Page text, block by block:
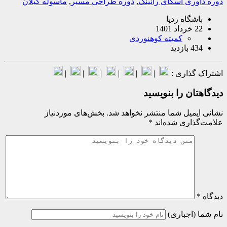
ردپا
کمیته کوهنوردی
:
|
|
|
|
|
|
را بنویسید
شما منتشر نخواهد شد. بخش‌های موردنیاز
شده‌اند*